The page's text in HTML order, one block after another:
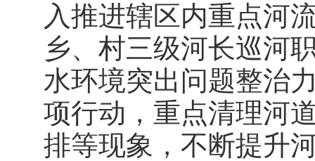
入推进辖区内重点河
乡、村三级河长巡河
水环境突出问题整治
项行动，重点清理河
排等现象，不断提升